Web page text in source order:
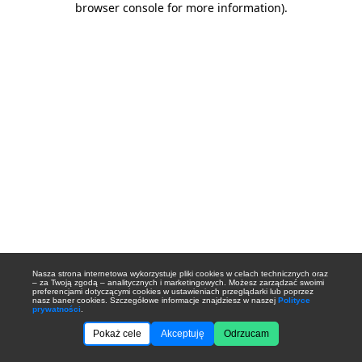
Nasza strona internetowa wykorzystuje pliki cookies w celach technicznych oraz
– za Twoją zgodą – analitycznych i marketingowych. Możesz zarządzać swoimi
preferencjami dotyczącymi cookies w ustawieniach przeglądarki lub poprzez
nasz baner cookies. Szczegółowe informacje znajdziesz w naszej Polityce
prywatności
Pokaż cele Akceptuję Odrzucam
browser console for more information).